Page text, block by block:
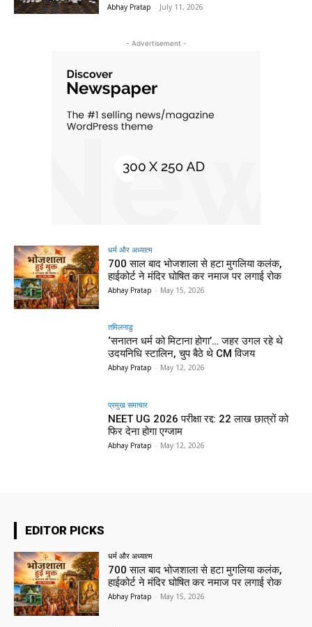
Abhay Pratap - July 11, 2026
- Advertisement -
धर्म और अध्यात्म
700 साल बाद भोजशाला से हटा मुगलिया कलंक,
हाईकोर्ट ने मंदिर घोषित कर नमाज पर लगाई रोक
Abhay Pratap - May 15, 2026
तमिलनाडु
‘सनातन धर्म को मिटाना होगा’… जहर उगल रहे थे
उदयनिधि स्टालिन, चुप बैठे थे CM विजय
Abhay Pratap - May 12, 2026
प्रमुख समाचार‎
NEET UG 2026 परीक्षा रद्द: 22 लाख छात्रों को
फिर देना होगा एग्जाम
Abhay Pratap - May 12, 2026
EDITOR PICKS
धर्म और अध्यात्म
700 साल बाद भोजशाला से हटा मुगलिया कलंक,
हाईकोर्ट ने मंदिर घोषित कर नमाज पर लगाई रोक
Abhay Pratap - May 15, 2026